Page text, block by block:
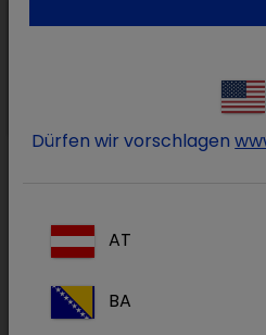
Redonyl Ultra
Redonyl
Redonyl
Dürfen wir vorschlagen
AT
BA